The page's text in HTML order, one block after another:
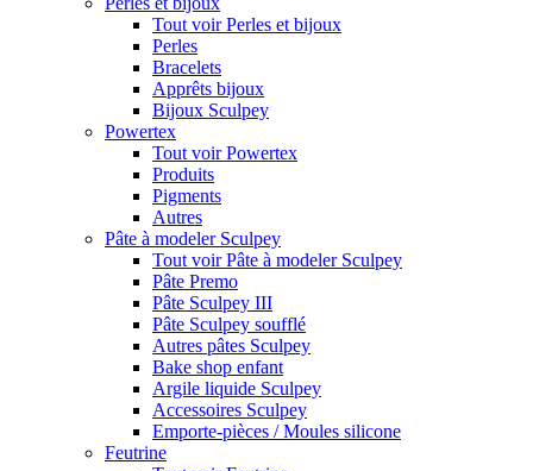
Tout voir Perles et bijoux
Perles
Bracelets
Apprêts bijoux
Bijoux Sculpey
Powertex
Tout voir Powertex
Produits
Pigments
Autres
Pâte à modeler Sculpey
Tout voir Pâte à modeler Sculpey
Pâte Premo
Pâte Sculpey III
Pâte Sculpey soufflé
Autres pâtes Sculpey
Bake shop enfant
Argile liquide Sculpey
Accessoires Sculpey
Emporte-pièces / Moules silicone
Feutrine